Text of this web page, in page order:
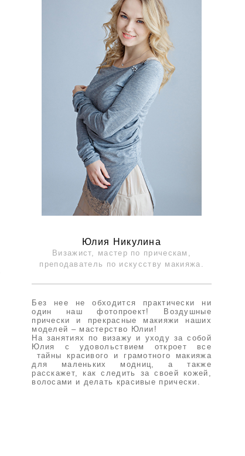
Юлия Никулина
Визажист, мастер по прическам,
преподаватель по искусству макияжа.
Без нее не обходится практически ни
один наш фотопроект! Воздушные
прически и прекрасные макияжи наших
моделей – мастерство Юлии!
На занятиях по визажу и уходу за собой
Юлия с удовольствием откроет все
тайны красивого и грамотного макияжа
для маленьких модниц, а также
расскажет, как следить за своей кожей,
волосами и делать красивые прически.